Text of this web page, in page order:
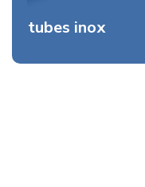
tubes inox